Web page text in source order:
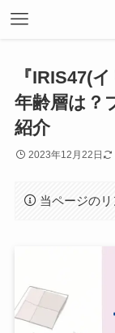
『IRIS47(
年齢層は？
紹介
2023年12月22日
当ページのリ